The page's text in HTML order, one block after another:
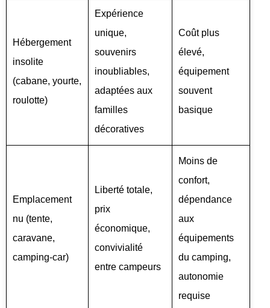
Hébergement
insolite
(cabane, yourte,
roulotte)
Expérience
unique,
souvenirs
inoubliables,
adaptées aux
familles
décoratives
Coût plus
élevé,
équipement
souvent
basique
Emplacement
nu (tente,
caravane,
camping-car)
Liberté totale,
prix
économique,
convivialité
entre campeurs
Moins de
confort,
dépendance
aux
équipements
du camping,
autonomie
requise